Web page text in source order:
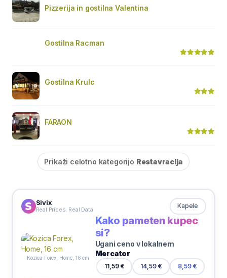
Pizzerija in gostilna Valentina
Gostilna Racman
Gostilna Krulc
FARAON
Prikaži celotno kategorijo Restavracija
Sivix
Real Prices. Real Data Kapele
Kozica Forex, Home, 16 cm
Kako pameten kupec
si?
Ugani ceno v lokalnem
Mercator
11,59 € 14,59 € 8,59 €